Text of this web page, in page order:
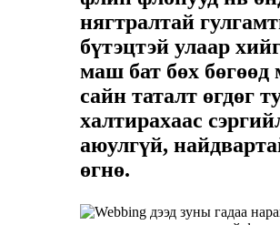
нягтралтай
бүтэцтэй улаар
маш бат бөх
сайн таталт өгдөг
халтирахаас
аюулгүй,
өгнө.